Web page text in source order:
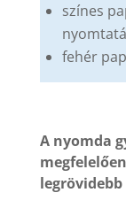
színes
fehér
A nyomda